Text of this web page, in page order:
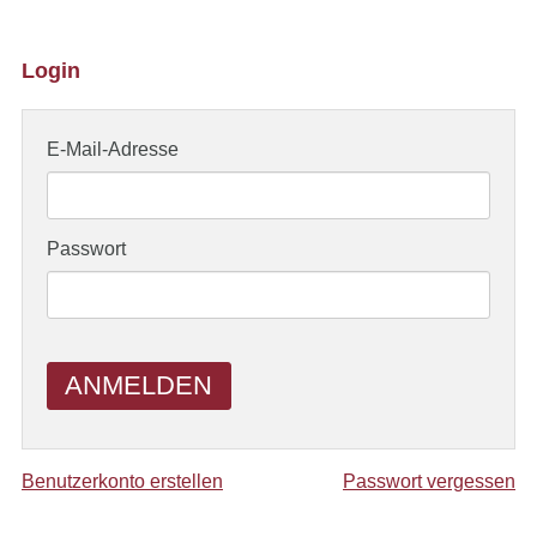
Login
E-Mail-Adresse
Passwort
ANMELDEN
Benutzerkonto erstellen Passwort vergessen